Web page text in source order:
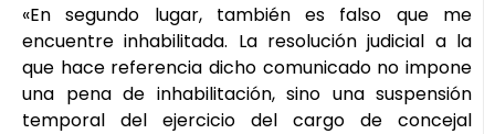
«En segundo lugar, también es falso que me
encuentre inhabilitada. La resolución judicial a la
que hace referencia dicho comunicado no impone
una pena de inhabilitación, sino una suspensión
temporal del ejercicio del cargo de concejal